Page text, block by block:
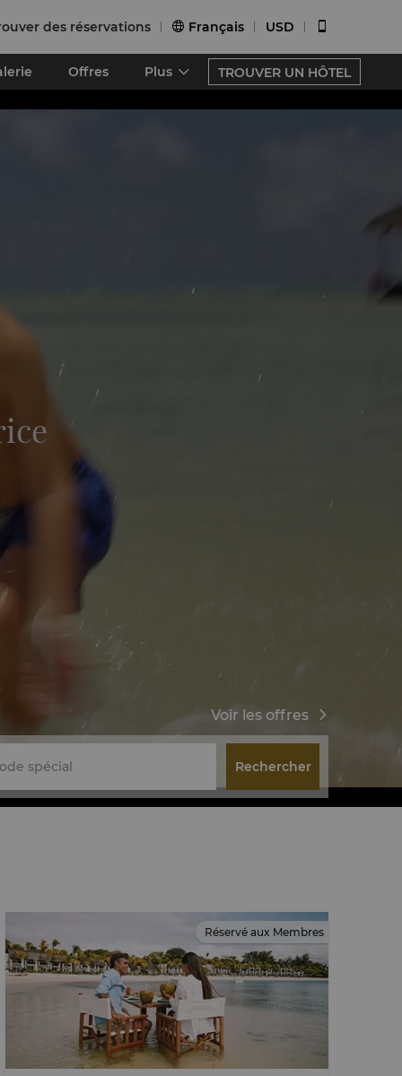
des réservations  Français USD
Offres Plus TROUVER UN HÔTEL
Voir les offres
Rechercher
Réservé aux Membres